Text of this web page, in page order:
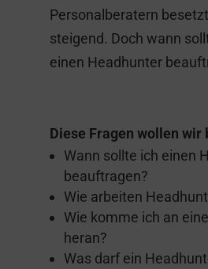
Personalberatern
steigend. Doch wann
einen Headhunter
Diese Fragen wollen wir
Wann sollte ich einen
beauftragen?
Wie arbeiten
Wie komme ich an
heran?
Was darf ein